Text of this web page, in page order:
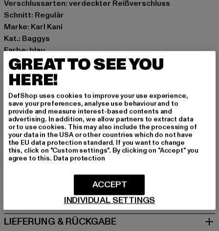
Verschlussarten: verdeckter Reißverschluss
Schnitt: Regulär
Marke: Karl Kani
Kat.: Baggys
Farbe: blau
Hersteller Farbe: bleached blue
Materialzusammensetzung: 48% Baumwolle, 31%
Viskose, 11% Polyester, 4% Polyamid
Art.Nr: 60100001-00831
Hersteller: Urban Styles Agency GmbH & Co. KG |
agentur@urbanstylesagency.com
Schanzenstraße 41 | 51063 Köln | DE
GRÖSSE & PASSFORM
PFLEGEHINWEISE
LIEFERUNG & RÜCKGABE
GREAT TO SEE YOU
HERE!
DefShop uses cookies to improve your use experience,
save your preferences, analyse use behaviour and to
provide and measure interest-based contents and
advertising. In addition, we allow partners to extract data
or to use cookies. This may also include the processing of
your data in the USA or other countries which do not have
the EU data protection standard. If you want to change
this, click on "Custom settings". By clicking on "Accept" you
agree to this. Data protection
INDIVIDUAL SETTINGS
ACCEPT